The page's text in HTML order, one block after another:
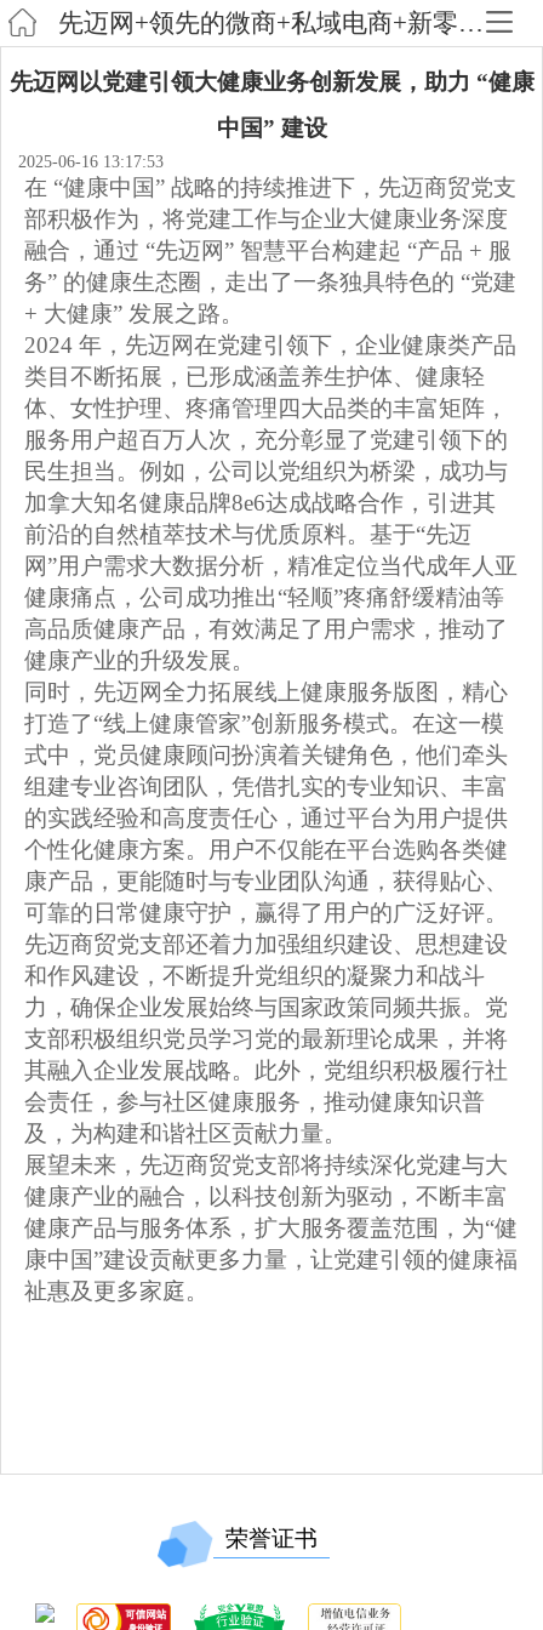
先迈网+领先的微商+私域电商+新零售为一体的新型创业平台
先迈网以党建引领大健康业务创新发展，助力 “健康
中国” 建设
2025-06-16 13:17:53
在 “健康中国” 战略的持续推进下，先迈商贸党支
部积极作为，将党建工作与企业大健康业务深度
融合，通过 “先迈网” 智慧平台构建起 “产品 + 服
务” 的健康生态圈，走出了一条独具特色的 “党建
+ 大健康” 发展之路。
2024 年，先迈网在党建引领下，企业健康类产品
类目不断拓展， 已形成涵盖养生护体、健康轻
体、女性护理、疼痛管理四大品类的丰富矩阵，
服务用户超百万人次，充分彰显了党建引领下的
民生担当。例如，公司以党组织为桥梁，成功与
加拿大知名健康品牌8e6达成战略合作，引进其
前沿的自然植萃技术与优质原料。基于“先迈
网”用户需求大数据分析，精准定位当代成年人亚
健康痛点，公司成功推出“轻顺”疼痛舒缓精油等
高品质健康产品，有效满足了用户需求，推动了
健康产业的升级发展。
同时，先迈网全力拓展线上健康服务版图，精心
打造了“线上健康管家”创新服务模式。在这一模
式中，党员健康顾问扮演着关键角色，他们牵头
组建专业咨询团队，凭借扎实的专业知识、丰富
的实践经验和高度责任心，通过平台为用户提供
个性化健康方案。用户不仅能在平台选购各类健
康产品，更能随时与专业团队沟通，获得贴心、
可靠的日常健康守护，赢得了用户的广泛好评。
先迈商贸党支部还着力加强组织建设、思想建设
和作风建设，不断提升党组织的凝聚力和战斗
力，确保企业发展始终与国家政策同频共振。党
支部积极组织党员学习党的最新理论成果，并将
其融入企业发展战略。此外，党组织积极履行社
会责任，参与社区健康服务，推动健康知识普
及，为构建和谐社区贡献力量。
展望未来，先迈商贸党支部将持续深化党建与大
健康产业的融合，以科技创新为驱动，不断丰富
健康产品与服务体系，扩大服务覆盖范围，为“健
康中国”建设贡献更多力量，让党建引领的健康福
祉惠及更多家庭。
荣誉证书